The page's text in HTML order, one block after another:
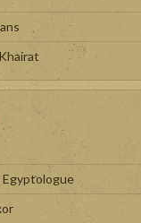
Egyptologue